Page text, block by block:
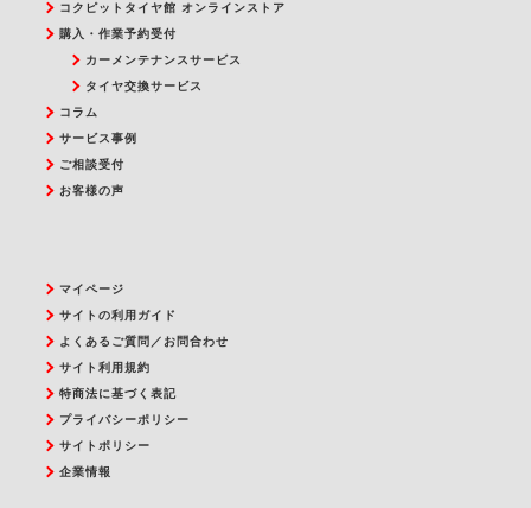
コクピットタイヤ館 オンラインストア
購入・作業予約受付
カーメンテナンスサービス
タイヤ交換サービス
コラム
サービス事例
ご相談受付
お客様の声
マイページ
サイトの利用ガイド
よくあるご質問／お問合わせ
サイト利用規約
特商法に基づく表記
プライバシーポリシー
サイトポリシー
企業情報